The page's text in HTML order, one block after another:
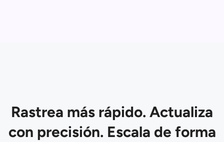
Rastrea más rápido. Actualiza
con precisión. Escala de forma